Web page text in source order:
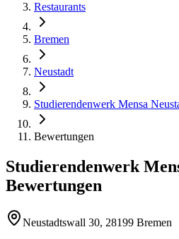
Restaurants
Bremen
Neustadt
Studierendenwerk Mensa
Bewertungen
Studierendenwerk
Bewertungen
Neustadtswall 30, 28199 Bremen